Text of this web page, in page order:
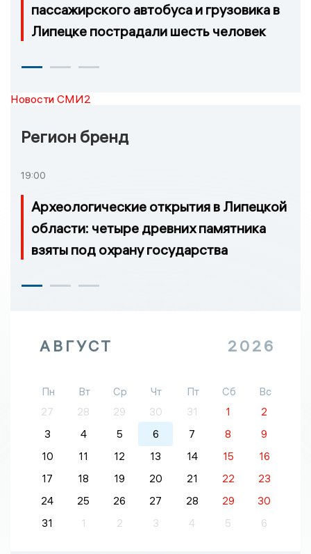
пассажирского автобуса и грузовика в
Липецке пострадали шесть человек
Новости СМИ2
Регион бренд
19:00
Археологические открытия в Липецкой
области: четыре древних памятника
взяты под охрану государства
АВГУСТ 2026
Пн Вт Ср Чт Пт Сб
Вс
27
28 29 30 31 1
2
3
4 5 6 7 8
9
10
11 12 13 14 15
16
17
18 19 20 21 22
23
24
25 26 27 28 29
30
31
1 2 3 4 5 6